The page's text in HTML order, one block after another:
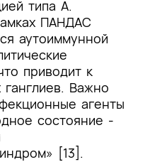
типа А.
ПАНДАС
аутоиммунной
приводит к
Важно
агенты
состояние -
[13].